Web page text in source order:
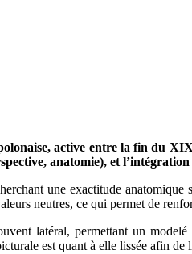
active entre la fin du
anatomie), et
une exactitude
neutres, ce qui permet de
latéral, permettant un
est quant à elle lissée afin